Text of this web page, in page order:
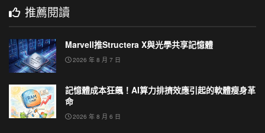
推薦閱讀
Marvell推Structera X與光學共享記憶體
2026 年 8 月 7 日
記憶體成本狂飆！AI算力排擠效應引起的軟體瘦身革
命
2026 年 8 月 6 日